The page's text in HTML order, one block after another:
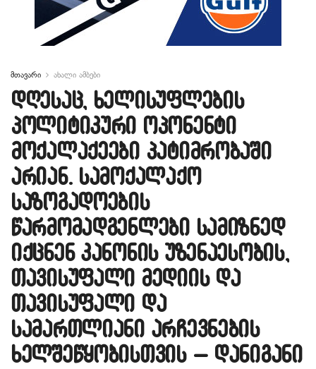
მთავარი ახალი ამბები
დღესაც, ხელისუფლების
პოლიტიკური ოპონენტი
მოქალაქეები პატიმრობაში
არიან. სამოქალაქო
საზოგადოების
წარმომადგენლები სამიზნედ
იქცნენ კანონის უზენაესობის,
თავისუფალი მედიის და
თავისუფალი და
სამართლიანი არჩევნების
ხელშეწყობისთვის – დანიგანი